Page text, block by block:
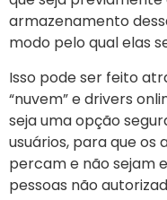
armazenamento
modo pelo qual elas
Isso pode ser feito
“nuvem” e drivers
seja uma opção
usuários, para que os
percam e não sejam
pessoas não